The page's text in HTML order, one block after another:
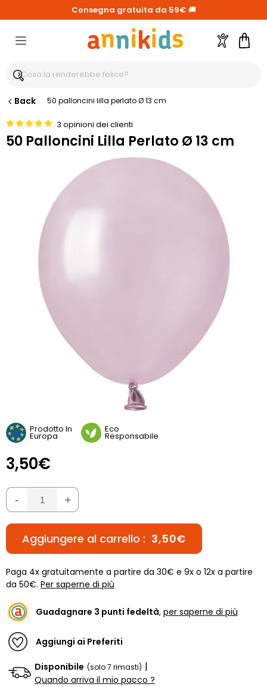
Consegna gratuita da 59€ 🚚
Account
Back 50 palloncini lilla perlato Ø 13 cm
3 opinioni dei clienti
50 Palloncini Lilla Perlato Ø 13 cm
Prodotto In
Europa
Eco
Responsabile
3,50€
- +
Aggiungere al carrello : 3,50€
Paga 4x gratuitamente a partire da 30€ e 9x o 12x a partire
da 50€. Per saperne di più
Guadagnare 3 punti fedeltà, per saperne di più
Aggiungi ai Preferiti
Disponibile (solo 7 rimasti) |
Quando arriva il mio pacco ?